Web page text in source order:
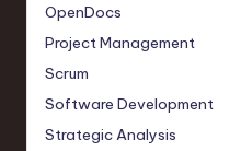
OpenDocs
Project Management
Scrum
Software Development
Strategic Analysis